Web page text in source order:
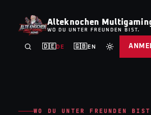
Alteknochen
WO DU UNTER FREUNDEN BIST.
🇩🇪DE 🇬🇧EN
WO DU UNTER FREUNDEN